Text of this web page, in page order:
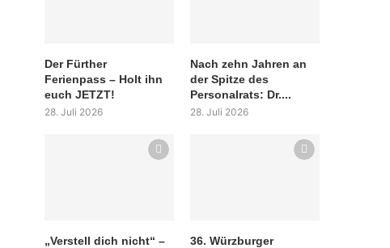
Der Fürther
Ferienpass – Holt ihn
euch JETZT!
28. Juli 2026
Nach zehn Jahren an
der Spitze des
Personalrats: Dr....
28. Juli 2026
„Verstell dich nicht“ –
36. Würzburger